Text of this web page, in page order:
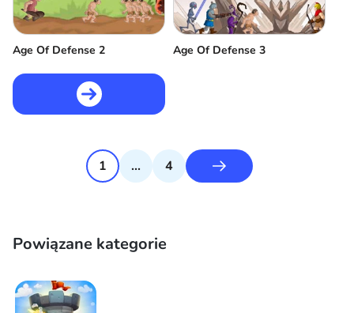
Age Of Defense 2 Age Of Defense 3
1 ... 4
Powiązane kategorie